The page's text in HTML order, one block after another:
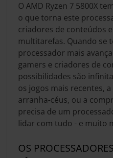
O AMD Ryzen 7 5800X
o que torna este
criadores de conteúdos
multitarefas. Quando se
processador mais
gamers e criadores de
possibilidades são
os jogos mais recentes,
arranha-céus, ou a
precisa de um
lidar com tudo - e muito
OS